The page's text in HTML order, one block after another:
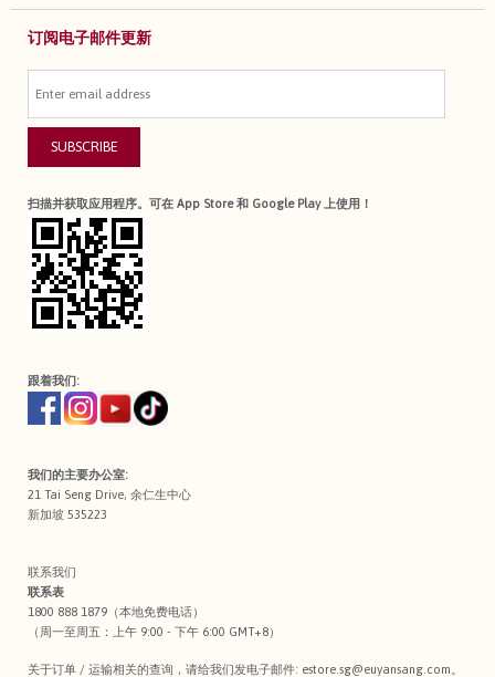
订阅电子邮件更新
SUBSCRIBE
扫描并获取应用程序。可在 App Store 和 Google Play 上使用！
跟着我们:
我们的主要办公室:
21 Tai Seng Drive, 余仁生中心
新加坡 535223
联系我们
联系表
1800 888 1879（本地免费电话）
（周一至周五：上午 9:00 - 下午 6:00 GMT+8）
关于订单 / 运输相关的查询，请给我们发电子邮件: estore.sg@euyansang.com